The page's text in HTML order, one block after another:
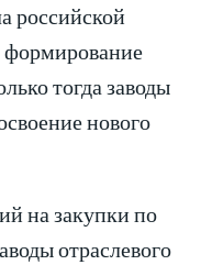
российской
тогда заводы
нового
на закупки по
отраслевого